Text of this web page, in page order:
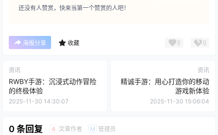
还没有人赞赏，快来当第一个赞赏的人吧！
海报分享 收藏 0 0
资讯
RWBY手游：沉浸式动作冒险
的终极体验
2025-11-30 14:30:07
资讯
精诚手游：用心打造你的移动
游戏新体验
2025-11-30 15:06:04
0 条回复 A 文章作者 M 管理员